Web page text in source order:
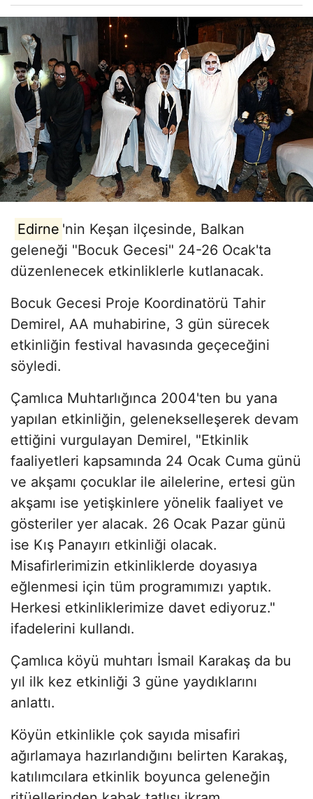
Edirne 'nin Keşan ilçesinde, Balkan
geleneği "Bocuk Gecesi" 24-26 Ocak'ta
düzenlenecek etkinliklerle kutlanacak.
Bocuk Gecesi Proje Koordinatörü Tahir
Demirel, AA muhabirine, 3 gün sürecek
etkinliğin festival havasında geçeceğini
söyledi.
Çamlıca Muhtarlığınca 2004'ten bu yana
yapılan etkinliğin, gelenekselleşerek devam
ettiğini vurgulayan Demirel, "Etkinlik
faaliyetleri kapsamında 24 Ocak Cuma günü
ve akşamı çocuklar ile ailelerine, ertesi gün
akşamı ise yetişkinlere yönelik faaliyet ve
gösteriler yer alacak. 26 Ocak Pazar günü
ise Kış Panayırı etkinliği olacak.
Misafirlerimizin etkinliklerde doyasıya
eğlenmesi için tüm programımızı yaptık.
Herkesi etkinliklerimize davet ediyoruz."
ifadelerini kullandı.
Çamlıca köyü muhtarı İsmail Karakaş da bu
yıl ilk kez etkinliği 3 güne yaydıklarını
anlattı.
Köyün etkinlikle çok sayıda misafiri
ağırlamaya hazırlandığını belirten Karakaş,
katılımcılara etkinlik boyunca geleneğin